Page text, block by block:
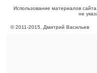
Использование материалов
не
©2011-2015 , Дмитрий Васильев